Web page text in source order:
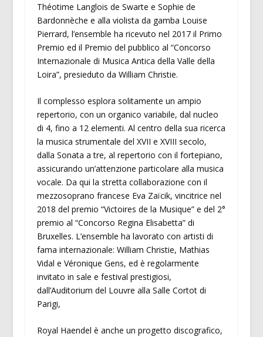
Théotime Langlois de Swarte e Sophie de
Bardonnèche e alla violista da gamba Louise
Pierrard, l’ensemble ha ricevuto nel 2017 il Primo
Premio ed il Premio del pubblico al “Concorso
Internazionale di Musica Antica della Valle della
Loira”, presieduto da William Christie.
Il complesso esplora solitamente un ampio
repertorio, con un organico variabile, dal nucleo
di 4, fino a 12 elementi. Al centro della sua ricerca
la musica strumentale del XVII e XVIII secolo,
dalla Sonata a tre, al repertorio con il fortepiano,
assicurando un’attenzione particolare alla musica
vocale. Da qui la stretta collaborazione con il
mezzosoprano francese Eva Zaïcik, vincitrice nel
2018 del premio “Victoires de la Musique” e del 2°
premio al “Concorso Regina Elisabetta” di
Bruxelles. L’ensemble ha lavorato con artisti di
fama internazionale: William Christie, Mathias
Vidal e Véronique Gens, ed è regolarmente
invitato in sale e festival prestigiosi,
dall’Auditorium del Louvre alla Salle Cortot di
Parigi,
Royal Haendel è anche un progetto discografico,